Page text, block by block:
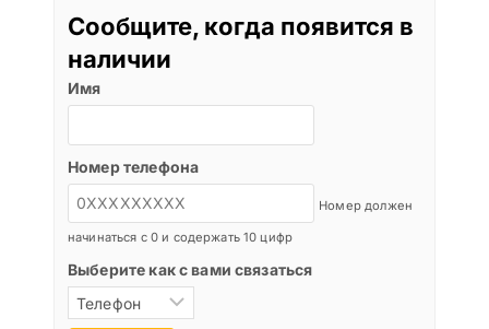
Сообщите, когда появится в
наличии
Имя
Номер телефона
Номер должен
начинаться с 0 и содержать 10 цифр
Выберите как с вами связаться